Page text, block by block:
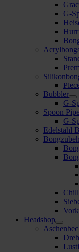
G-
Bubbler
G-
Spoon
G-
Edelstahl
Headshop